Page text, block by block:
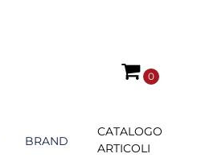
0
BRAND
CATALOGO
ARTICOLI